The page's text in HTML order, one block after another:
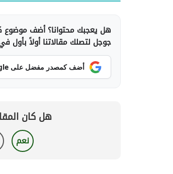
هل يعجبك محتوانا؟ أضف
جوجل لتصلك مقالاتنا أولاً بأول
أضف كمصدر مفضل على Google
هل كان
نعم